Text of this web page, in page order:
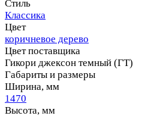
Стиль
Классика
Цвет
коричневое дерево
Цвет поставщика
Гикори джексон темный (ГТ)
Габариты и размеры
Ширина, мм
1470
Высота, мм